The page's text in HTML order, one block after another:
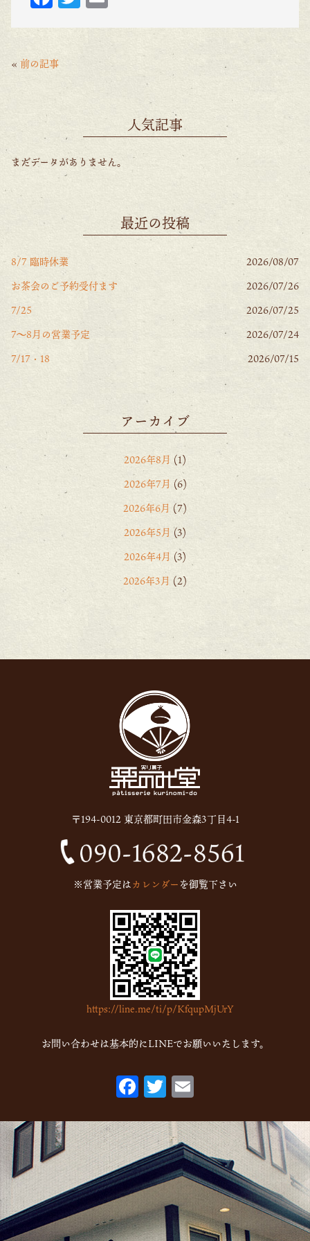
ac
o
o
w
itt
m
ai
l
« 前の記事
人気記事
まだデータがありません。
最近の投稿
8/7 臨時休業
2026/08/07
お茶会のご予約受付ます
2026/07/26
7/25
2026/07/25
7〜8月の営業予定
2026/07/24
7/17・18
2026/07/15
アーカイブ
2026年8月 (1)
2026年7月 (6)
2026年6月 (7)
2026年5月 (3)
2026年4月 (3)
2026年3月 (2)
2025年10月(6)
2025年9月(11)
2025年8月(11)
2025年7月(12)
2025年6月(13)
2024年12月(1)
2024年10月(1)
2023年2月(4)
2023年1月(7)
2022年12月(15)
2022年11月(16)
2022年10月(6)
2022年9月(1)
2022年5月
(2)
2022年1月(2)
2021年10月(1)
2021年9月
2021年8月 (1)
2021年6月
(1)
〒194-0012 東京都町田市金森3丁目4-1
※営業予定はカレンダーを御覧下さい
https://line.me/ti/p/KfqupMjUrY
お問い合わせは基本的にLINEでお願いいたします。
F
ac
eb
o
o
k
T
w
itt
er
ai
l